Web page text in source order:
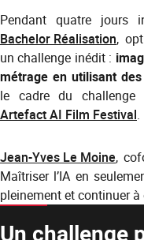
Pendant quatre jours
Bachelor Réalisation,
un challenge inédit :
métrage en utilisant
le cadre du challenge
Artefact AI Film Festival.
Jean-Yves Le Moine,
Maîtriser l’IA en
pleinement et continuer à
Un challenge